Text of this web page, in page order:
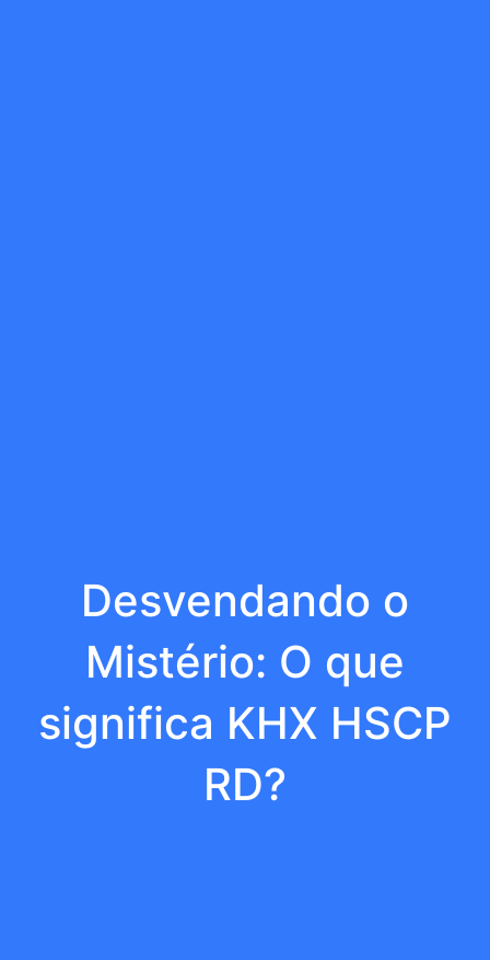
Desvendando o
Mistério: O que
significa KHX HSCP
RD?